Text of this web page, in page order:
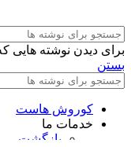
برای دیدن نوشته هایی
بستن
کوروش هاست
خدمات ما
بازگشت